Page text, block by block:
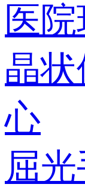
医
晶
心
屈